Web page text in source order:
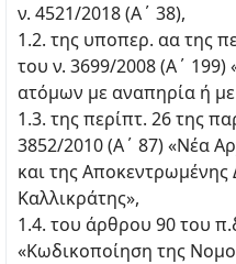
ν. 4521/2018 (Α΄ 38),
1.2. της υποπερ. αα της
του ν. 3699/2008 (Α΄ 199)
ατόμων με αναπηρία ή με
1.3. της περίπτ. 26 της
3852/2010 (A΄ 87) «Νέα
και της
Καλλικράτης»,
1.4. του άρθρου 90 του
«Κωδικοποίηση της